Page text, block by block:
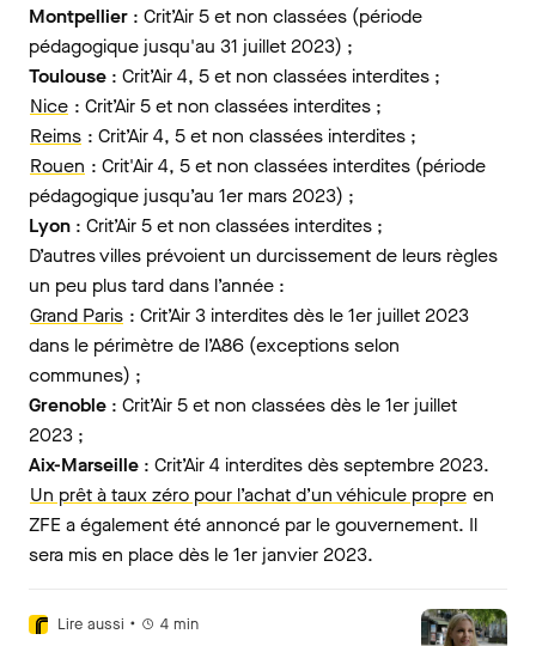
Montpellier : Crit’Air 5 et non classées (période
pédagogique jusqu'au 31 juillet 2023) ;
Toulouse : Crit’Air 4, 5 et non classées interdites ;
Nice : Crit’Air 5 et non classées interdites ;
Reims : Crit’Air 4, 5 et non classées interdites ;
Rouen : Crit'Air 4, 5 et non classées interdites (période
pédagogique jusqu’au 1er mars 2023) ;
Lyon : Crit’Air 5 et non classées interdites ;
D’autres villes prévoient un durcissement de leurs règles
un peu plus tard dans l’année :
Grand Paris : Crit’Air 3 interdites dès le 1er juillet 2023
dans le périmètre de l’A86 (exceptions selon
communes) ;
Grenoble : Crit’Air 5 et non classées dès le 1er juillet
2023 ;
Aix-Marseille : Crit’Air 4 interdites dès septembre 2023.
Un prêt à taux zéro pour l’achat d’un véhicule propre en
ZFE a également été annoncé par le gouvernement. Il
sera mis en place dès le 1er janvier 2023.
Lire aussi • 4 min